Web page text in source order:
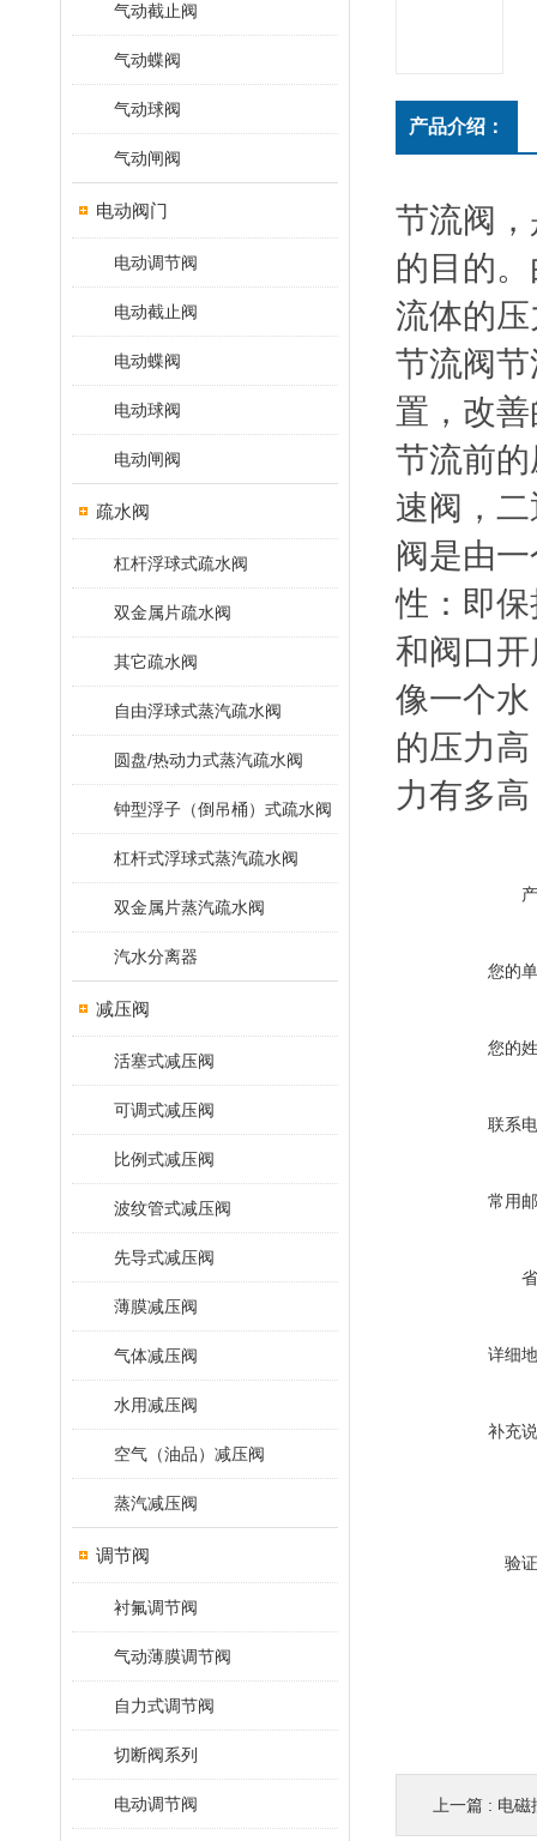
气动截止阀
气动蝶阀
气动球阀
气动闸阀
电动阀门
电动调节阀
电动截止阀
电动蝶阀
电动球阀
电动闸阀
疏水阀
杠杆浮球式疏水阀
双金属片疏水阀
其它疏水阀
自由浮球式蒸汽疏水阀
圆盘/热动力式蒸汽疏水阀
钟型浮子（倒吊桶）式疏水阀
杠杆式浮球式蒸汽疏水阀
双金属片蒸汽疏水阀
汽水分离器
减压阀
活塞式减压阀
可调式减压阀
比例式减压阀
波纹管式减压阀
先导式减压阀
薄膜减压阀
气体减压阀
水用减压阀
空气（油品）减压阀
蒸汽减压阀
调节阀
衬氟调节阀
气动薄膜调节阀
自力式调节阀
切断阀系列
电动调节阀
产品介绍：
节流阀
的目的
流体的
节流阀
置，改
节流前
速阀，
阀是由
性：即
和阀口
像一个
的压力
力有多
您的
您的
联系
常用
详细
补充
验
上一篇 : 电磁